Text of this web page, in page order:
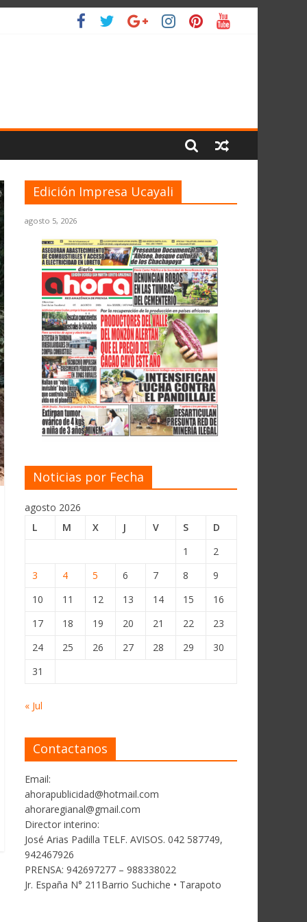
Edición Impresa Ucayali
agosto 5, 2026
Noticias por Fecha
agosto 2026
L
M X J V S
D
1
2
3
4 5 6 7 8
9
10
11 12 13 14 15
16
17
18 19 20 21 22
23
24
25 26 27 28 29
30
31
« Jul
Contactanos
Email:
ahorapublicidad@hotmail.com
ahoraregianal@gmail.com
Director interino:
José Arias Padilla TELF. AVISOS. 042 587749,
942467926
PRENSA: 942697277 – 988338022
Jr. España N° 211Barrio Suchiche • Tarapoto